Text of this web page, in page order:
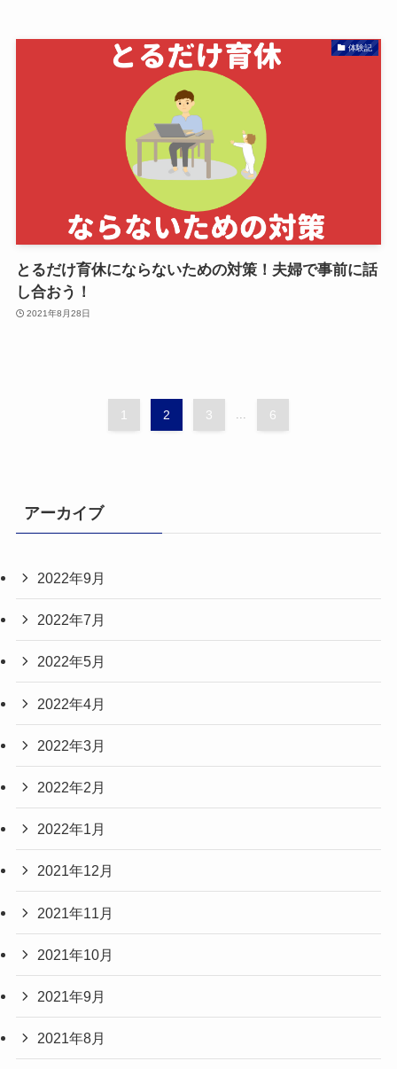
体験記
とるだけ育休にならないための対策！夫婦で事前に話
し合おう！
2021年8月28日
1 2 3 6
アーカイブ
2022年9月
2022年7月
2022年5月
2022年4月
2022年3月
2022年2月
2022年1月
2021年12月
2021年11月
2021年10月
2021年9月
2021年8月